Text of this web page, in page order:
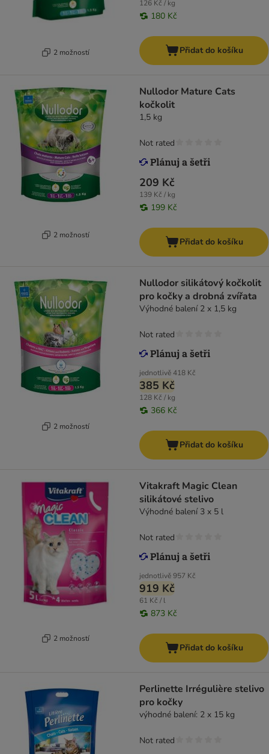
2 možností
126 Kč / kg
180 Kč
Přidat do košíku
2 možností
Nullodor Mature Cats
kočkolit
1,5 kg
209 Kč
139 Kč / kg
199 Kč
Not rated
Přidat do košíku
2 možností
Nullodor silikátový kočkolit
pro kočky a drobná zvířata
Výhodné balení 2 x 1,5 kg
jednotlivě418 Kč
385 Kč
128 Kč / kg
366 Kč
Not rated
Přidat do košíku
2 možností
Vitakraft Magic Clean
silikátové stelivo
Výhodné balení 3 x 5 l
jednotlivě957 Kč
919 Kč
61 Kč / l
873 Kč
Not rated
Přidat do košíku
Perlinette Irrégulière stelivo
pro kočky
výhodné balení: 2 x 15 kg
Not rated